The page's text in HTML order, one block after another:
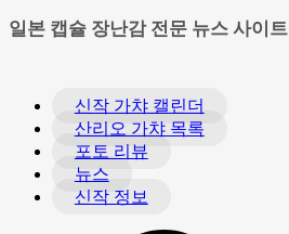
일본 캡슐 장난감 전문 뉴스 사이트
신작 가챠 캘린더
산리오 가챠 목록
포토 리뷰
뉴스
신작 정보